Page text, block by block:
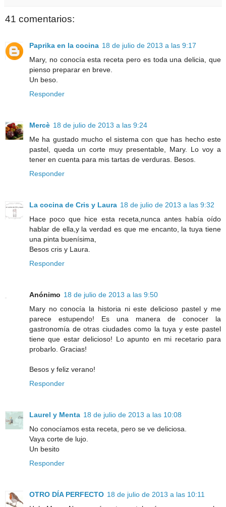
41 comentarios:
Paprika en la cocina 18 de julio de 2013 a las 9:17
Mary, no conocía esta receta pero es toda una delicia, que
pienso preparar en breve.
Un beso.
Responder
Mercè 18 de julio de 2013 a las 9:24
Me ha gustado mucho el sistema con que has hecho este
pastel, queda un corte muy presentable, Mary. Lo voy a
tener en cuenta para mis tartas de verduras. Besos.
Responder
La cocina de Cris y Laura 18 de julio de 2013 a las 9:32
Hace poco que hice esta receta,nunca antes había oído
hablar de ella,y la verdad es que me encanto, la tuya tiene
una pinta buenísima,
Besos cris y Laura.
Responder
Anónimo 18 de julio de 2013 a las 9:50
Mary no conocía la historia ni este delicioso pastel y me
parece estupendo! Es una manera de conocer la
gastronomía de otras ciudades como la tuya y este pastel
tiene que estar delicioso! Lo apunto en mi recetario para
probarlo. Gracias!
Besos y feliz verano!
Responder
Laurel y Menta 18 de julio de 2013 a las 10:08
No conocíamos esta receta, pero se ve deliciosa.
Vaya corte de lujo.
Un besito
Responder
OTRO DÍA PERFECTO 18 de julio de 2013 a las 10:11